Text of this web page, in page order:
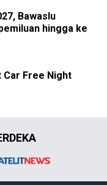
Bawaslu
hingga ke
Car Free Night